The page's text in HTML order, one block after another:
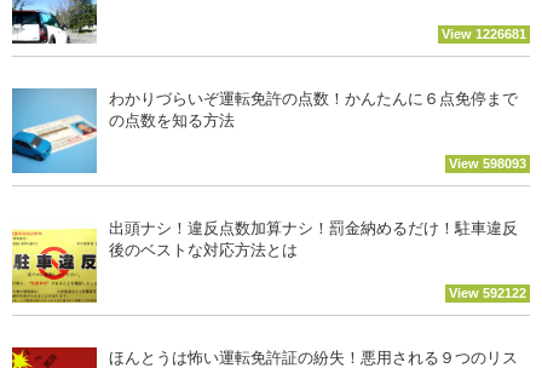
View 1226681
わかりづらいぞ運転免許の点数！かんたんに６点免停まで
の点数を知る方法
View 598093
出頭ナシ！違反点数加算ナシ！罰金納めるだけ！駐車違反
後のベストな対応方法とは
View 592122
ほんとうは怖い運転免許証の紛失！悪用される９つのリス